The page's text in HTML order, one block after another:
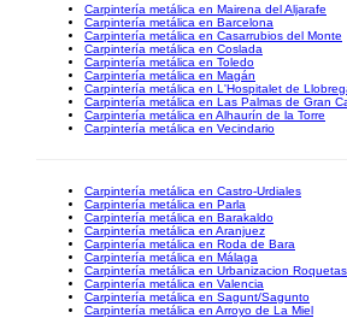
Carpintería metálica en Mairena del Aljarafe
Carpintería metálica en Barcelona
Carpintería metálica en Casarrubios del Monte
Carpintería metálica en Coslada
Carpintería metálica en Toledo
Carpintería metálica en Magán
Carpintería metálica en L'Hospitalet de
Carpintería metálica en Las Palmas de Gran
Carpintería metálica en Alhaurín de la Torre
Carpintería metálica en Vecindario
Carpintería metálica en Castro-Urdiales
Carpintería metálica en Parla
Carpintería metálica en Barakaldo
Carpintería metálica en Aranjuez
Carpintería metálica en Roda de Bara
Carpintería metálica en Málaga
Carpintería metálica en Urbanizacion
Carpintería metálica en Valencia
Carpintería metálica en Sagunt/Sagunto
Carpintería metálica en Arroyo de La Miel